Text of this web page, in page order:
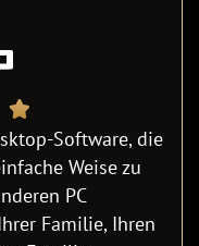
Software, die
Weise zu
PC
Familie, Ihren